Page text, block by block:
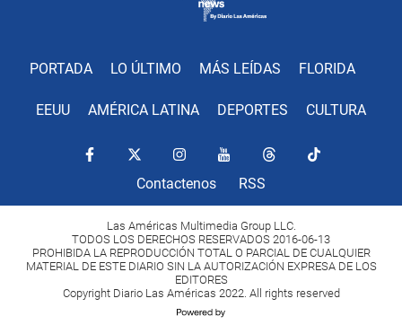
PORTADA LO ÚLTIMO MÁS LEÍDAS FLORIDA
EEUU AMÉRICA LATINA DEPORTES CULTURA
Contactenos RSS
Las Américas Multimedia Group LLC.
TODOS LOS DERECHOS RESERVADOS 2016-06-13
PROHIBIDA LA REPRODUCCIÓN TOTAL O PARCIAL DE CUALQUIER
MATERIAL DE ESTE DIARIO SIN LA AUTORIZACIÓN EXPRESA DE LOS
EDITORES
Copyright Diario Las Américas 2022. All rights reserved